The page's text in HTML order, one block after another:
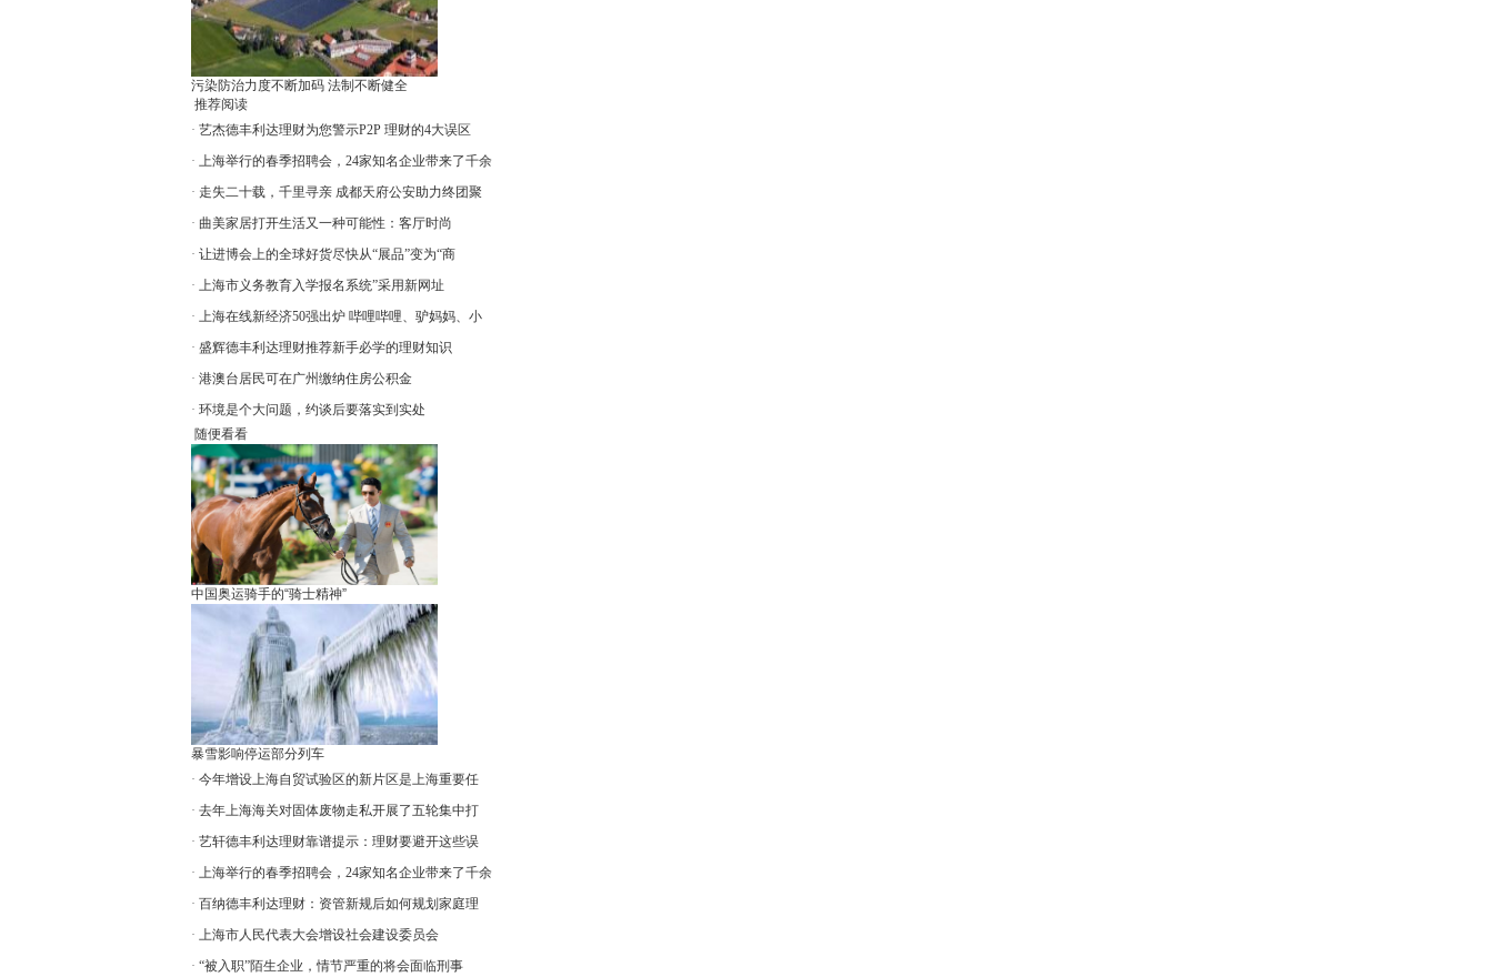
污染防治力度不断加码 法制不断健全
推荐阅读
· 艺杰德丰利达理财为您警示P2P 理财的4大误区
· 上海举行的春季招聘会，24家知名企业带来了千余
· 走失二十载，千里寻亲 成都天府公安助力终团聚
· 曲美家居打开生活又一种可能性：客厅时尚
· 让进博会上的全球好货尽快从“展品”变为“商
· 上海市义务教育入学报名系统”采用新网址
· 上海在线新经济50强出炉 哔哩哔哩、驴妈妈、小
· 盛辉德丰利达理财推荐新手必学的理财知识
· 港澳台居民可在广州缴纳住房公积金
· 环境是个大问题，约谈后要落实到实处
随便看看
中国奥运骑手的“骑士精神”
暴雪影响停运部分列车
· 今年增设上海自贸试验区的新片区是上海重要任
· 去年上海海关对固体废物走私开展了五轮集中打
· 艺轩德丰利达理财靠谱提示：理财要避开这些误
· 上海举行的春季招聘会，24家知名企业带来了千余
· 百纳德丰利达理财：资管新规后如何规划家庭理
· 上海市人民代表大会增设社会建设委员会
· “被入职”陌生企业，情节严重的将会面临刑事